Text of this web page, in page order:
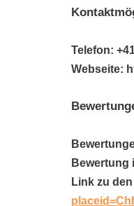
Telefon:
Webseite:
Bewertung
Link zu